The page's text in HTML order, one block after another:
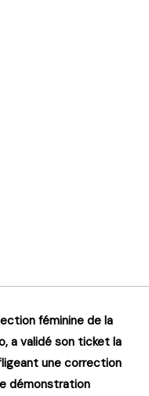
féminine de la
a validé son ticket la
une correction
démonstration